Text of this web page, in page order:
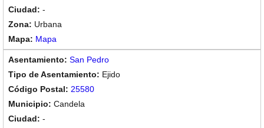
-
Urbana
Mapa
San Pedro
Ejido
25580
Candela
-